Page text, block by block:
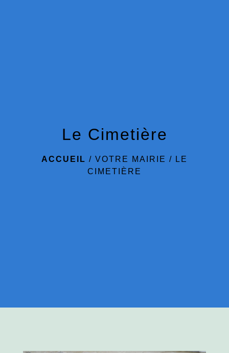
Le Cimetière
ACCUEIL / VOTRE MAIRIE / LE
CIMETIÈRE